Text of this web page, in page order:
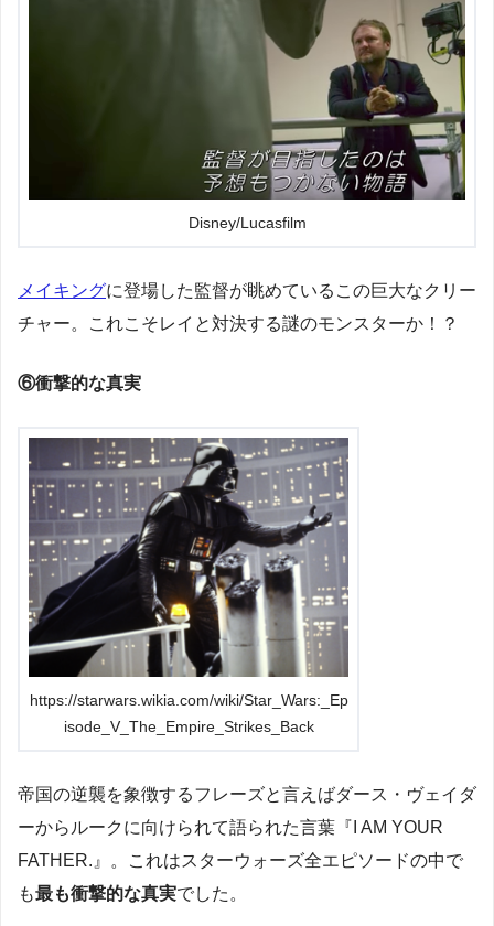
Disney/Lucasfilm
メイキングに登場した監督が眺めているこの巨大なクリー
チャー。これこそレイと対決する謎のモンスターか！？
⑥衝撃的な真実
https://starwars.wikia.com/wiki/Star_Wars:_Ep
isode_V_The_Empire_Strikes_Back
帝国の逆襲を象徴するフレーズと言えばダース・ヴェイダ
ーからルークに向けられて語られた言葉『I AM YOUR
FATHER.』。これはスターウォーズ全エピソードの中で
も最も衝撃的な真実でした。